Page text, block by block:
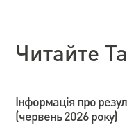
Читайте
Інформація про
(червень 2026 року)